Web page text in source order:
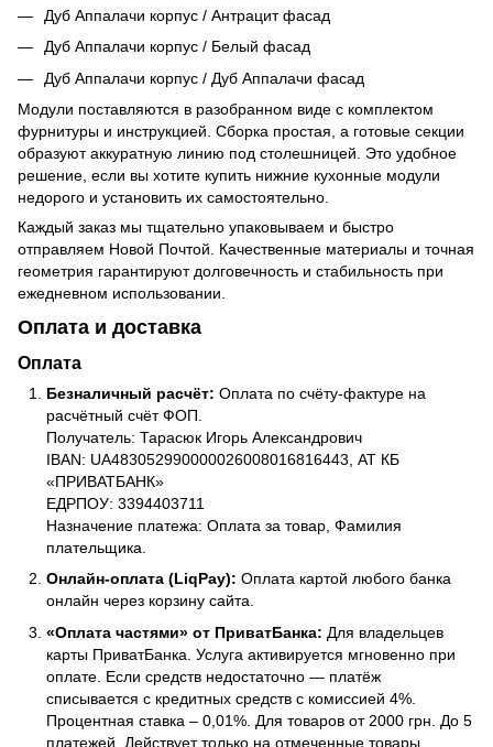
Дуб Аппалачи корпус / Антрацит фасад
Дуб Аппалачи корпус / Белый фасад
Дуб Аппалачи корпус / Дуб Аппалачи фасад
Модули поставляются в разобранном виде с комплектом
фурнитуры и инструкцией. Сборка простая, а готовые секции
образуют аккуратную линию под столешницей. Это удобное
решение, если вы хотите купить нижние кухонные модули
недорого и установить их самостоятельно.
Каждый заказ мы тщательно упаковываем и быстро
отправляем Новой Почтой. Качественные материалы и точная
геометрия гарантируют долговечность и стабильность при
ежедневном использовании.
Оплата и доставка
Оплата
Безналичный расчёт: Оплата по счёту-фактуре на
расчётный счёт ФОП.
Получатель: Тарасюк Игорь Александрович
IBAN: UA483052990000026008016816443, АТ КБ
«ПРИВАТБАНК»
ЕДРПОУ: 3394403711
Назначение платежа: Оплата за товар, Фамилия
плательщика.
Онлайн-оплата (LiqPay): Оплата картой любого банка
онлайн через корзину сайта.
«Оплата частями» от ПриватБанка: Для владельцев
карты ПриватБанка. Услуга активируется мгновенно при
оплате. Если средств недостаточно — платёж
списывается с кредитных средств с комиссией 4%.
Процентная ставка – 0,01%. Для товаров от 2000 грн. До 5
платежей. Действует только на отмеченные товары.